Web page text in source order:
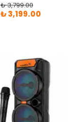
₺ 3,799.00
₺ 3,199.00